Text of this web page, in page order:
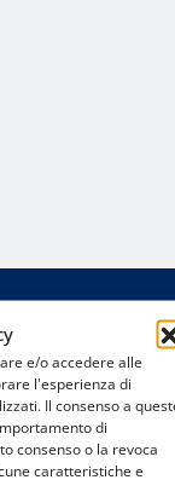
e/o accedere alle
l'esperienza di
Il consenso a
di
consenso o la revoca
caratteristiche e
Italia: continua